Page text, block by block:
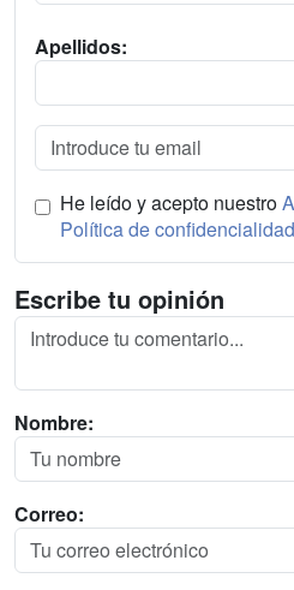
Apellidos:
He leído y acepto nuestro
Política de confidencialidad
Escribe tu opinión
Nombre:
Correo: